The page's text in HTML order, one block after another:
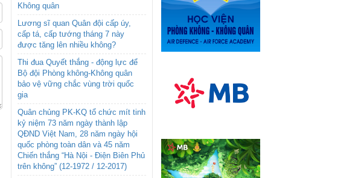
Không quân
Lương sĩ quan Quân đội cấp úy,
cấp tá, cấp tướng tháng 7 này
được tăng lên nhiều không?
Thi đua Quyết thắng - động lực để
Bộ đội Phòng không-Không quân
bảo vệ vững chắc vùng trời quốc
gia
Quân chủng PK-KQ tổ chức mít tinh
kỷ niệm 73 năm ngày thành lập
QĐND Việt Nam, 28 năm ngày hội
quốc phòng toàn dân và 45 năm
Chiến thắng “Hà Nội - Điện Biên Phủ
trên không” (12-1972 / 12-2017)